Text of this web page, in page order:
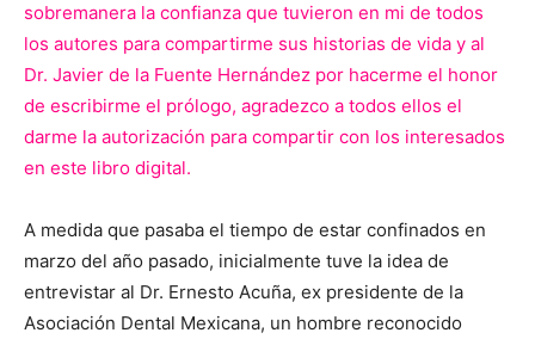
sobremanera la confianza que tuvieron en mi de todos
los autores para compartirme sus historias de vida y al
Dr. Javier de la Fuente Hernández por hacerme el honor
de escribirme el prólogo, agradezco a todos ellos el
darme la autorización para compartir con los interesados
en este libro digital.
A medida que pasaba el tiempo de estar confinados en
marzo del año pasado, inicialmente tuve la idea de
entrevistar al Dr. Ernesto Acuña, ex presidente de la
Asociación Dental Mexicana, un hombre reconocido